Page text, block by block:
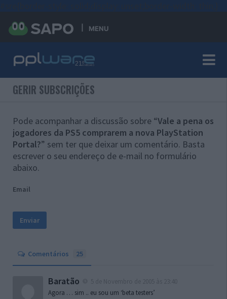
MENU
GERIR SUBSCRIÇÕES
Pode acompanhar a discussão sobre “Vale a pena os
jogadores da PS5 comprarem a nova PlayStation
Portal?” sem ter que deixar um comentário. Basta
escrever o seu endereço de e-mail no formulário
abaixo.
Email
Comentários 25
Baratão
Agora … sim .. eu sou um ‘beta testers’